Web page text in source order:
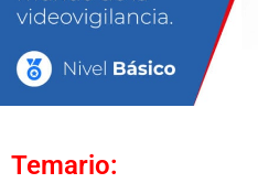
Temario: